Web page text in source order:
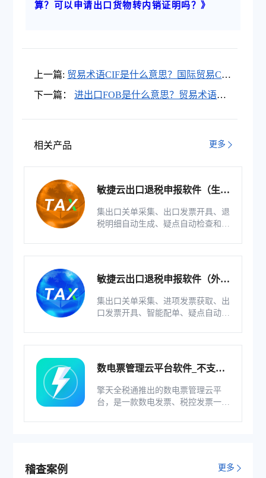
算？可以申请出口货物转内销证明吗？》
上一篇: 贸易术语CIF是什么意思？国际贸易CIF
含义介绍
下一篇：
进出口FOB是什么意思？贸易术语
相关产品 更多
敏捷云出口退税申报软件（生产
集出口关单采集、出口发票开具、退
税明细自动生成、疑点自动检查和调
敏捷云出口退税申报软件（外贸
集出口关单采集、进项发票获取、出
口发票开具、智能配单、疑点自动检
数电票管理云平台软件_不支持
擎天全税通推出的数电票管理云平
台，是一款数电发票、税控发票一体
稽查案例 更多